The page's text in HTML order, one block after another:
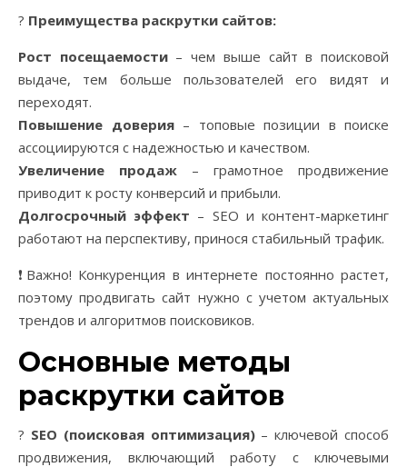
? Преимущества раскрутки сайтов:
Рост посещаемости– чем выше сайт в поисковой
выдаче, тем больше пользователей его видят и
переходят.
Повышение доверия– топовые позиции в поиске
ассоциируются с надежностью и качеством.
Увеличение продаж – грамотное продвижение
приводит к росту конверсий и прибыли.
Долгосрочный эффект – SEO и контент-маркетинг
работают на перспективу, принося стабильный трафик.
❗Важно! Конкуренция в интернете постоянно растет,
поэтому продвигать сайт нужно с учетом актуальных
трендов и алгоритмов поисковиков.
Основные методы
раскрутки сайтов
? SEO (поисковая оптимизация)– ключевой способ
продвижения, включающий работу с ключевыми